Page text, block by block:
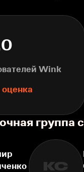
Wink
группа
КС